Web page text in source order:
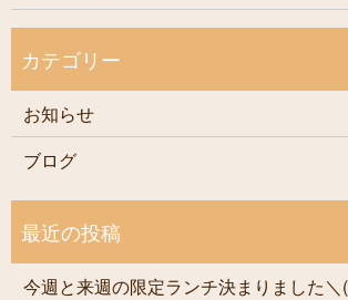
お知らせ
ブログ
今週と来週の限定ランチ決まりました＼